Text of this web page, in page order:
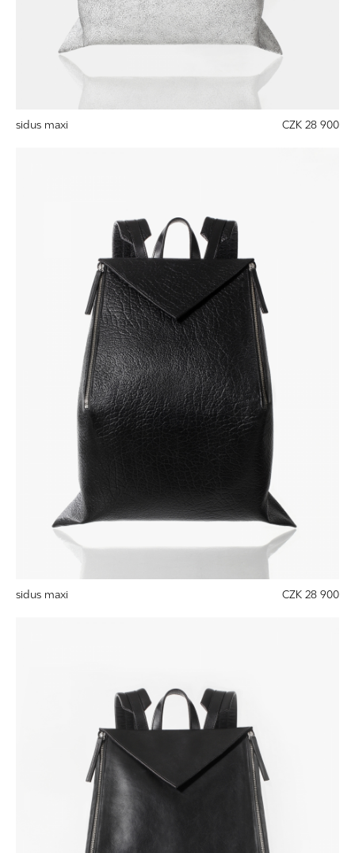
sidus maxi CZK 28 900
sidus maxi CZK 28 900